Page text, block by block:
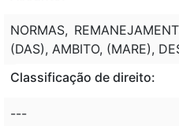
NORMAS,
(DAS), AMBITO, (MARE),
Classificação de direito:
---